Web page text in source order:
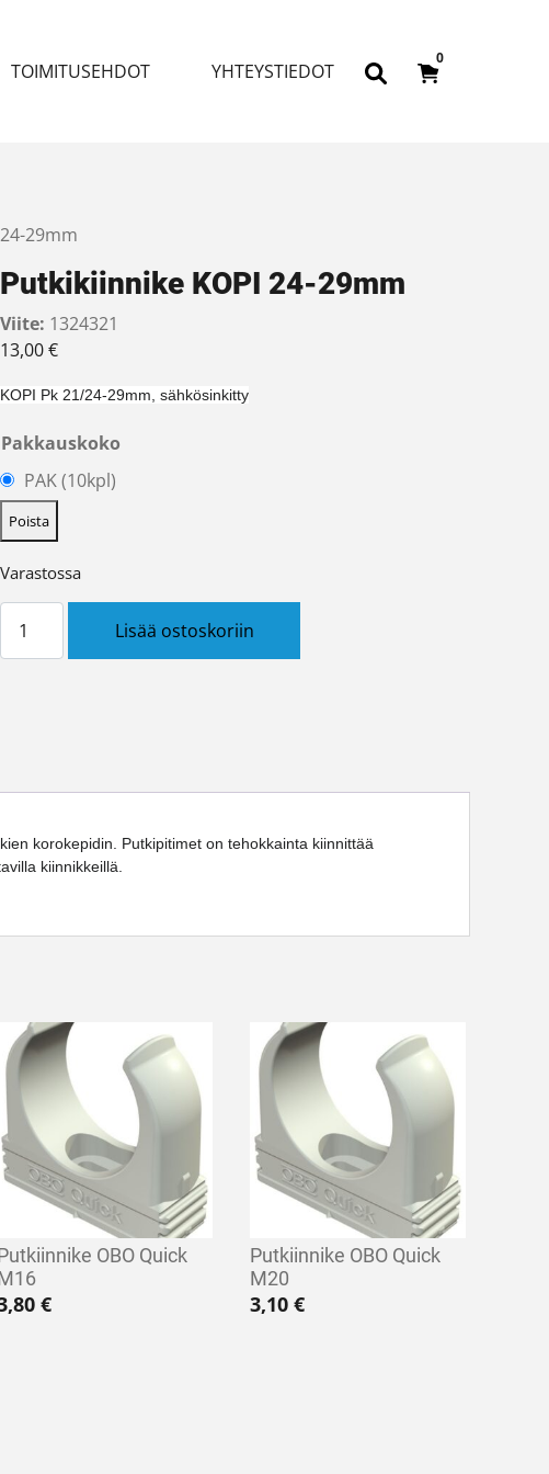
TOIMITUSEHDOT YHTEYSTIEDOT
0
29mm
Putkikiinnike KOPI 24-29mm
Viite: 1324321
13,00€
KOPI Pk 21/24-29mm, sähkösinkitty
Pakkauskoko
PAK (10kpl)
Poista
Varastossa
Lisää ostoskoriin
korokepidin. Putkipitimet on tehokkainta kiinnittää
kiinnikkeillä.
OBO Quick
€
Putkiinnike OBO Quick
M20
3,10€